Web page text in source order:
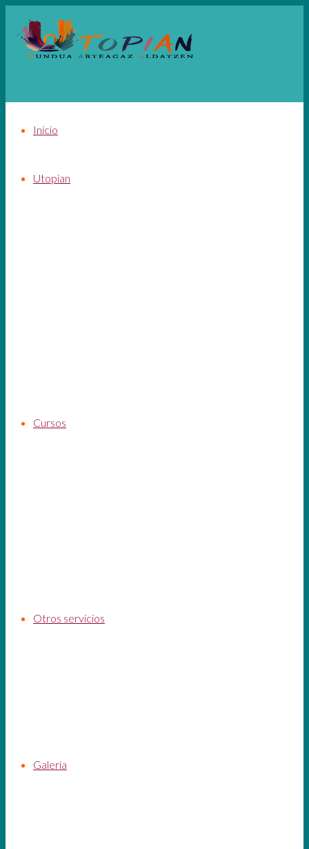
Inicio
Utopian
Cursos
Otros servicios
Galería